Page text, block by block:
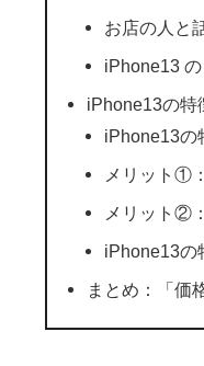
お店の人と
iPhone13
iPhone13の特
iPhone13の
メリット①
メリット②
iPhone13の
まとめ：「価